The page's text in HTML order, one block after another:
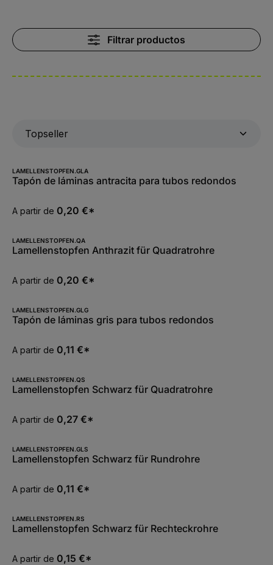
Filtrar productos
LAMELLENSTOPFEN.GLA
Tapón de láminas antracita para tubos redondos
A partir de 0,20 €*
LAMELLENSTOPFEN.QA
Lamellenstopfen Anthrazit für Quadratrohre
A partir de 0,20 €*
LAMELLENSTOPFEN.GLG
Tapón de láminas gris para tubos redondos
A partir de 0,11 €*
LAMELLENSTOPFEN.QS
Lamellenstopfen Schwarz für Quadratrohre
A partir de 0,27 €*
LAMELLENSTOPFEN.GLS
Lamellenstopfen Schwarz für Rundrohre
A partir de 0,11 €*
LAMELLENSTOPFEN.RS
Lamellenstopfen Schwarz für Rechteckrohre
A partir de 0,15 €*